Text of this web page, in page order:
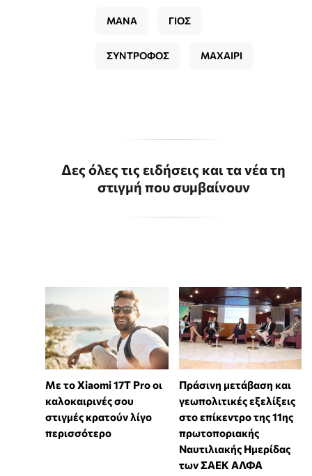
ΜΑΝΑ ΓΙΟΣ
ΣΥΝΤΡΟΦΟΣ ΜΑΧΑΙΡΙ
Δες όλες τις ειδήσεις και τα νέα τη
στιγμή που συμβαίνουν
Με το Xiaomi 17T Pro οι
καλοκαιρινές σου
στιγμές κρατούν λίγο
περισσότερο
Πράσινη μετάβαση και
γεωπολιτικές εξελίξεις
στο επίκεντρο της 11ης
πρωτοποριακής
Ναυτιλιακής Ημερίδας
των ΣΑΕΚ ΑΛΦΑ